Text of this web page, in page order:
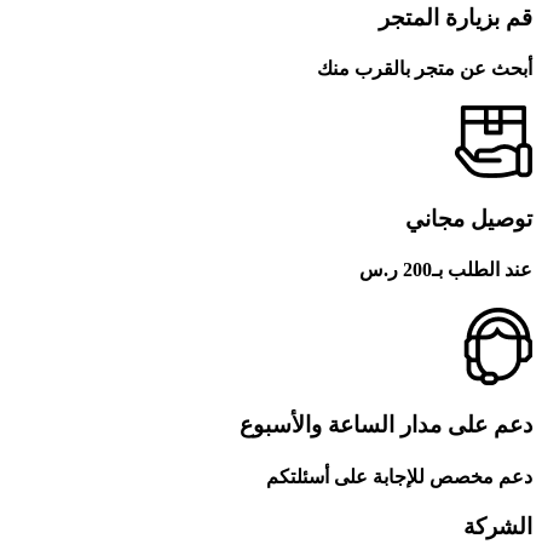
قم بزيارة المتجر
أبحث عن متجر بالقرب منك
توصيل مجاني
عند الطلب بـ200 ر.س
دعم على مدار الساعة والأسبوع
دعم مخصص للإجابة على أسئلتكم
الشركة